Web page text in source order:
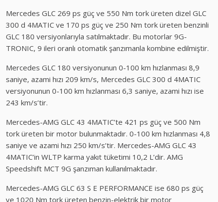
Mercedes GLC 269 ps güç ve 550 Nm tork üreten dizel GLC
300 d 4MATIC ve 170 ps güç ve 250 Nm tork üreten benzinli
GLC 180 versiyonlarıyla satılmaktadır. Bu motorlar 9G-
TRONIC, 9 ileri oranlı otomatik şanzımanla kombine edilmiştir.
Mercedes GLC 180 versiyonunun 0-100 km hızlanması 8,9
saniye, azami hızı 209 km/s, Mercedes GLC 300 d 4MATIC
versiyonunun 0-100 km hızlanması 6,3 saniye, azami hızı ise
243 km/s’tir.
Mercedes-AMG GLC 43 4MATIC’te 421 ps güç ve 500 Nm
tork üreten bir motor bulunmaktadır. 0-100 km hızlanması 4,8
saniye ve azami hızı 250 km/s’tir. Mercedes-AMG GLC 43
4MATIC’in WLTP karma yakıt tüketimi 10,2 L’dir. AMG
Speedshift MCT 9G şanzıman kullanılmaktadır.
Mercedes-AMG GLC 63 S E PERFORMANCE ise 680 ps güç
ve 1020 Nm tork üreten benzin-elektrik bir motor